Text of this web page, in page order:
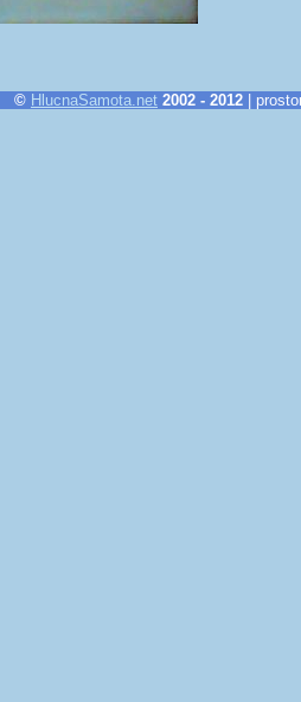
© HlucnaSamota.net 2002 - 2012 |